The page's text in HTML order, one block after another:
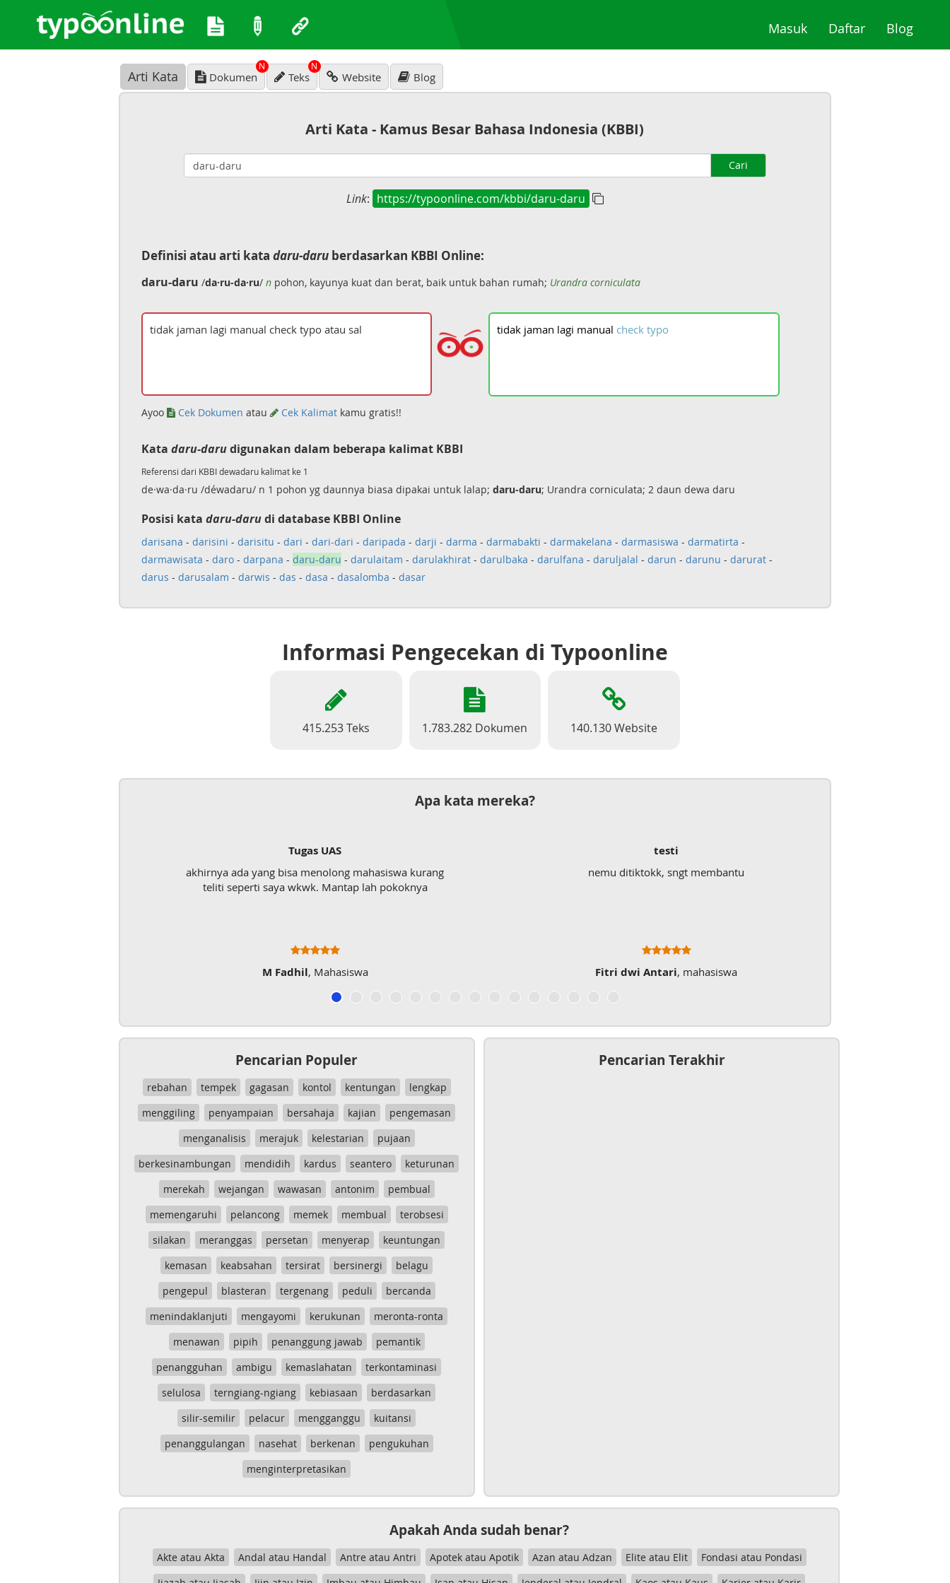
Masuk(current)
Daftar(current)
Blog
Arti Kata Dokumen
N
Teks
N
Website Blog
Arti Kata - Kamus Besar Bahasa Indonesia (KBBI)
Cari
Link: https://typoonline.com/kbbi/daru-daru
Definisi atau arti kata daru-daruberdasarkan KBBI Online:
daru-daru /da·ru-da·ru/ npohon, kayunya kuat dan berat, baik untuk bahan rumah; Urandra corniculata
tidak jaman lagi manual check typo
Ayoo Cek Dokumen atau Cek Kalimatkamu gratis!!
Kata daru-darudigunakan dalam beberapa kalimat KBBI
Referensi dari KBBI dewadaru kalimat ke 1
de·wa·da·ru /déwadaru/ n 1 pohon yg daunnya biasa dipakai untuk lalap; daru-daru; Urandra corniculata; 2 daun dewa daru
Posisi kata daru-darudi database KBBI Online
darisana - darisini - darisitu - dari - dari-dari - daripada - darji - darma - darmabakti - darmakelana - darmasiswa - darmatirta -
darmawisata - daro- darpana - daru-daru - darulaitam - darulakhirat- darulbaka - darulfana - daruljalal - darun - darunu - darurat-
darus - darusalam - darwis - das - dasa - dasalomba - dasar
Informasi Pengecekan di Typoonline
415.253 Teks 1.783.282 Dokumen 140.130 Website
Apa kata mereka?
Tugas UAS
akhirnya ada yang bisa menolong mahasiswa kurang
teliti seperti saya wkwk. Mantap lah pokoknya
M Fadhil, Mahasiswa
testi
nemu ditiktokk, sngt membantu
Fitri dwi Antari, mahasiswa
Pencarian Populer
rebahan tempek gagasan kontol kentungan
lengkap
menggiling
penyampaian bersahaja kajian
pengemasan
menganalisis
merajuk kelestarian
pujaan
berkesinambungan
mendidih kardus seantero
keturunan
merekah
wejangan wawasan antonim
pembual
memengaruhi
pelancong memek membual
terobsesi
silakan
meranggas persetan menyerap
keuntungan
kemasan
keabsahan tersirat bersinergi
belagu
pengepul
blasteran tergenang peduli
bercanda
menindaklanjuti
mengayomi kerukunan
meronta-ronta
menawan
pipih penanggung jawab
pemantik
penangguhan
ambigu kemaslahatan
terkontaminasi
selulosa
terngiang-ngiang kebiasaan
berdasarkan
silir-semilir
pelacur mengganggu
kuitansi
penanggulangan
nasehat berkenan
pengukuhan
menginterpretasikan
Pencarian Terakhir
Apakah Anda sudah benar?
Akte atau Akta Andal atau Handal Antre atau Antri Apotek atau Apotik Azan atau Adzan Elite atau Elit
Fondasi atau Pondasi